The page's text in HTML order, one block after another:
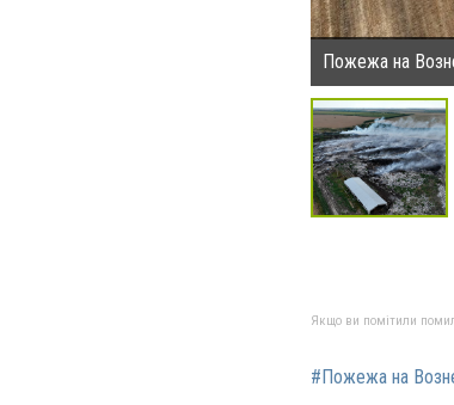
Пожежа на
Якщо ви помітили
#Пожежа на